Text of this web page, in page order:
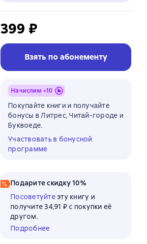
399 ₽
Взять по абонементу
Начислим +10
Покупайте книги и получайте
бонусы в Литрес, Читай-городе и
Буквоеде.
Участвовать в бонусной
программе
Подарите скидку 10%
Посоветуйтеэту книгу и
получите 34,91 ₽ с покупки её
другом.
Подробнее